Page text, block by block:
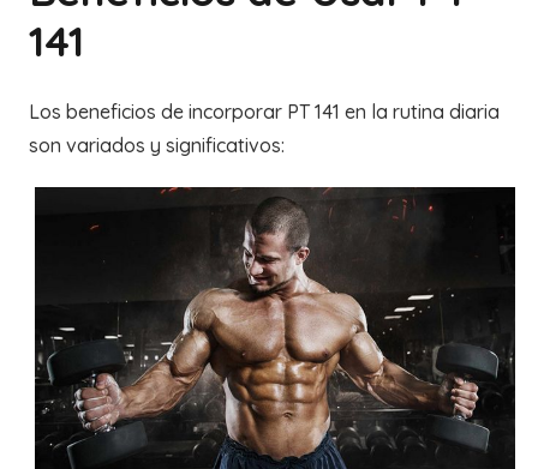
141
Los beneficios de incorporar PT 141 en la rutina diaria
son variados y significativos: